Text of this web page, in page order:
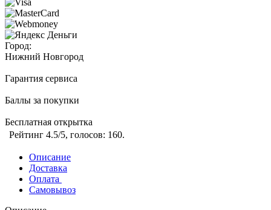
Город:
Нижний Новгород
Гарантия сервиса
Баллы за покупки
Бесплатная открытка
Рейтинг 4.5/5, голосов: 160.
Описание
Доставка
Оплата
Самовывоз